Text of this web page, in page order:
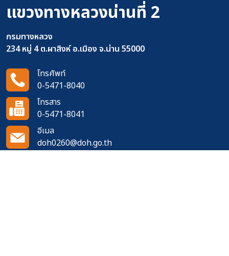
แขวงทางหลวงน่านที่ 2
กรมทางหลวง
234 หมู่ 4 ต.ผาสิงห์ อ.เมือง จ.น่าน 55000
โทรศัพท์
0-5471-8040
โทรสาร
0-5471-8041
อีเมล
doh0260@doh.go.th